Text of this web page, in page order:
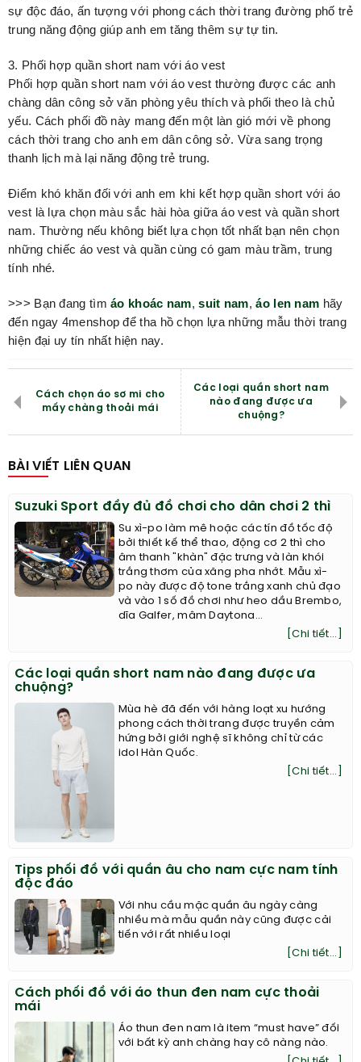
sự độc đáo, ấn tượng với phong cách thời trang đường phố trẻ
trung năng động giúp anh em tăng thêm sự tự tin.
3. Phối hợp quần short nam với áo vest
Phối hợp quần short nam với áo vest thường được các anh
chàng dân công sở văn phòng yêu thích và phối theo là chủ
yếu. Cách phối đồ này mang đến một làn gió mới về phong
cách thời trang cho anh em dân công sở. Vừa sang trọng
thanh lịch mà lại năng động trẻ trung.
Điểm khó khăn đối với anh em khi kết hợp quần short với áo
vest là lựa chọn màu sắc hài hòa giữa áo vest và quần short
nam. Thường nếu không biết lựa chọn tốt nhất bạn nên chọn
những chiếc áo vest và quần cùng có gam màu trầm, trung
tính nhé.
>>> Bạn đang tìmáo khoác nam,suit nam,áo len nam hãy
đến ngay 4menshop để tha hồ chọn lựa những mẫu thời trang
hiện đại uy tín nhất hiện nay.
Cách chọn áo sơ mi cho
mấy chàng thoải mái
Các loại quần short nam
nào đang được ưa
chuộng?
BÀI VIẾT LIÊN QUAN
Suzuki Sport đầy đủ đồ chơi cho dân chơi 2 thì
Su xì-po làm mê hoặc các tín đồ tốc độ
bởi thiết kế thể thao, động cơ 2 thì cho
âm thanh "khàn" đặc trưng và làn khói
trắng thơm của xăng pha nhớt. Mẫu xì-
po này được độ tone trắng xanh chủ đạo
và vào 1 số đồ chơi như heo dầu Brembo,
dĩa Galfer, mâm Daytona...
[Chi tiết...]
Các loại quần short nam nào đang được ưa
chuộng?
Mùa hè đã đến với hàng loạt xu hướng
phong cách thời trang được truyền cảm
hứng bởi giới nghệ sĩ không chỉ từ các
idol Hàn Quốc.
[Chi tiết...]
Tips phối đồ với quần âu cho nam cực nam tính
độc đáo
Với nhu cầu mặc quần âu ngày càng
nhiều mà mẫu quần này cũng được cải
tiến với rất nhiều loại
[Chi tiết...]
Cách phối đồ với áo thun đen nam cực thoải
mái
Áo thun đen nam là item “must have” đối
với bất kỳ anh chàng hay cô nàng nào.